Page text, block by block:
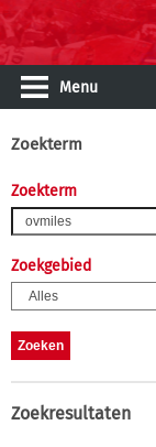
Menu
Zoekterm
Zoekterm
Zoekgebied
Zoekresultaten